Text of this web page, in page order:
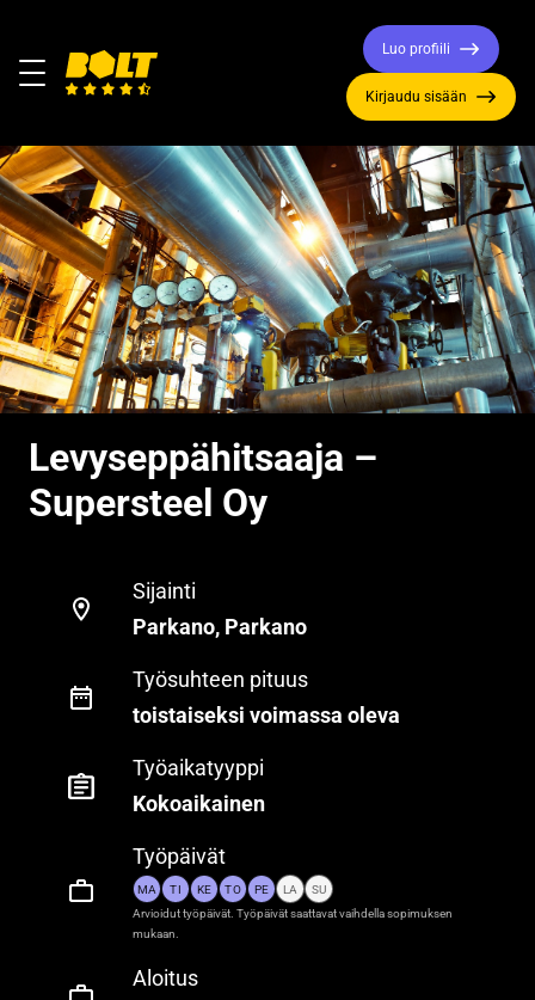
Valikko
etusivulle
Luo profiili
Kirjaudu sisään
Levyseppähitsaaja –
Supersteel Oy
Sijainti
Parkano, Parkano
Työsuhteen pituus
toistaiseksi voimassa oleva
Työaikatyyppi
Kokoaikainen
Työpäivät
MA TI KE TO PE LA
SU
Arvioidut työpäivät. Työpäivät saattavat vaihdella sopimuksen
mukaan.
Aloitus